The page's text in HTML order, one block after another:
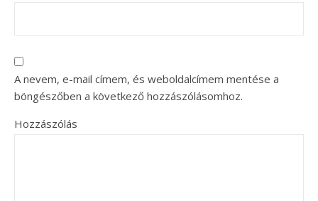
A nevem, e-mail címem, és weboldalcímem mentése a
böngészőben a következő hozzászólásomhoz.
Hozzászólás